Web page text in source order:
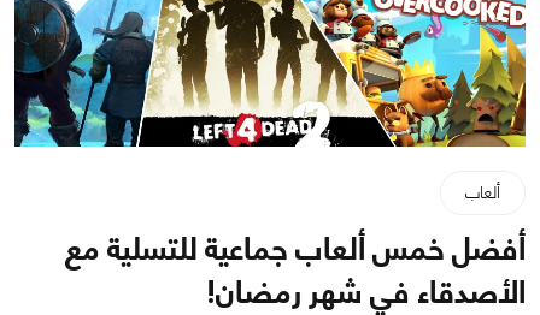
ألعاب
أفضل خمس ألعاب جماعية للتسلية مع
الأصدقاء في شهر رمضان!